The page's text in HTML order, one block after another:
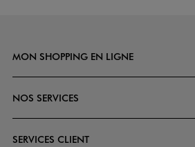
MON SHOPPING EN LIGNE
NOS SERVICES
SERVICES CLIENT